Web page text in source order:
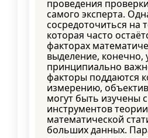
проведения
самого эксперта.
сосредоточиться на
которая часто
факторах
выделение, конечно,
принципиально
факторы поддаются
измерению,
могут быть
инструментов
математической
больших данных.